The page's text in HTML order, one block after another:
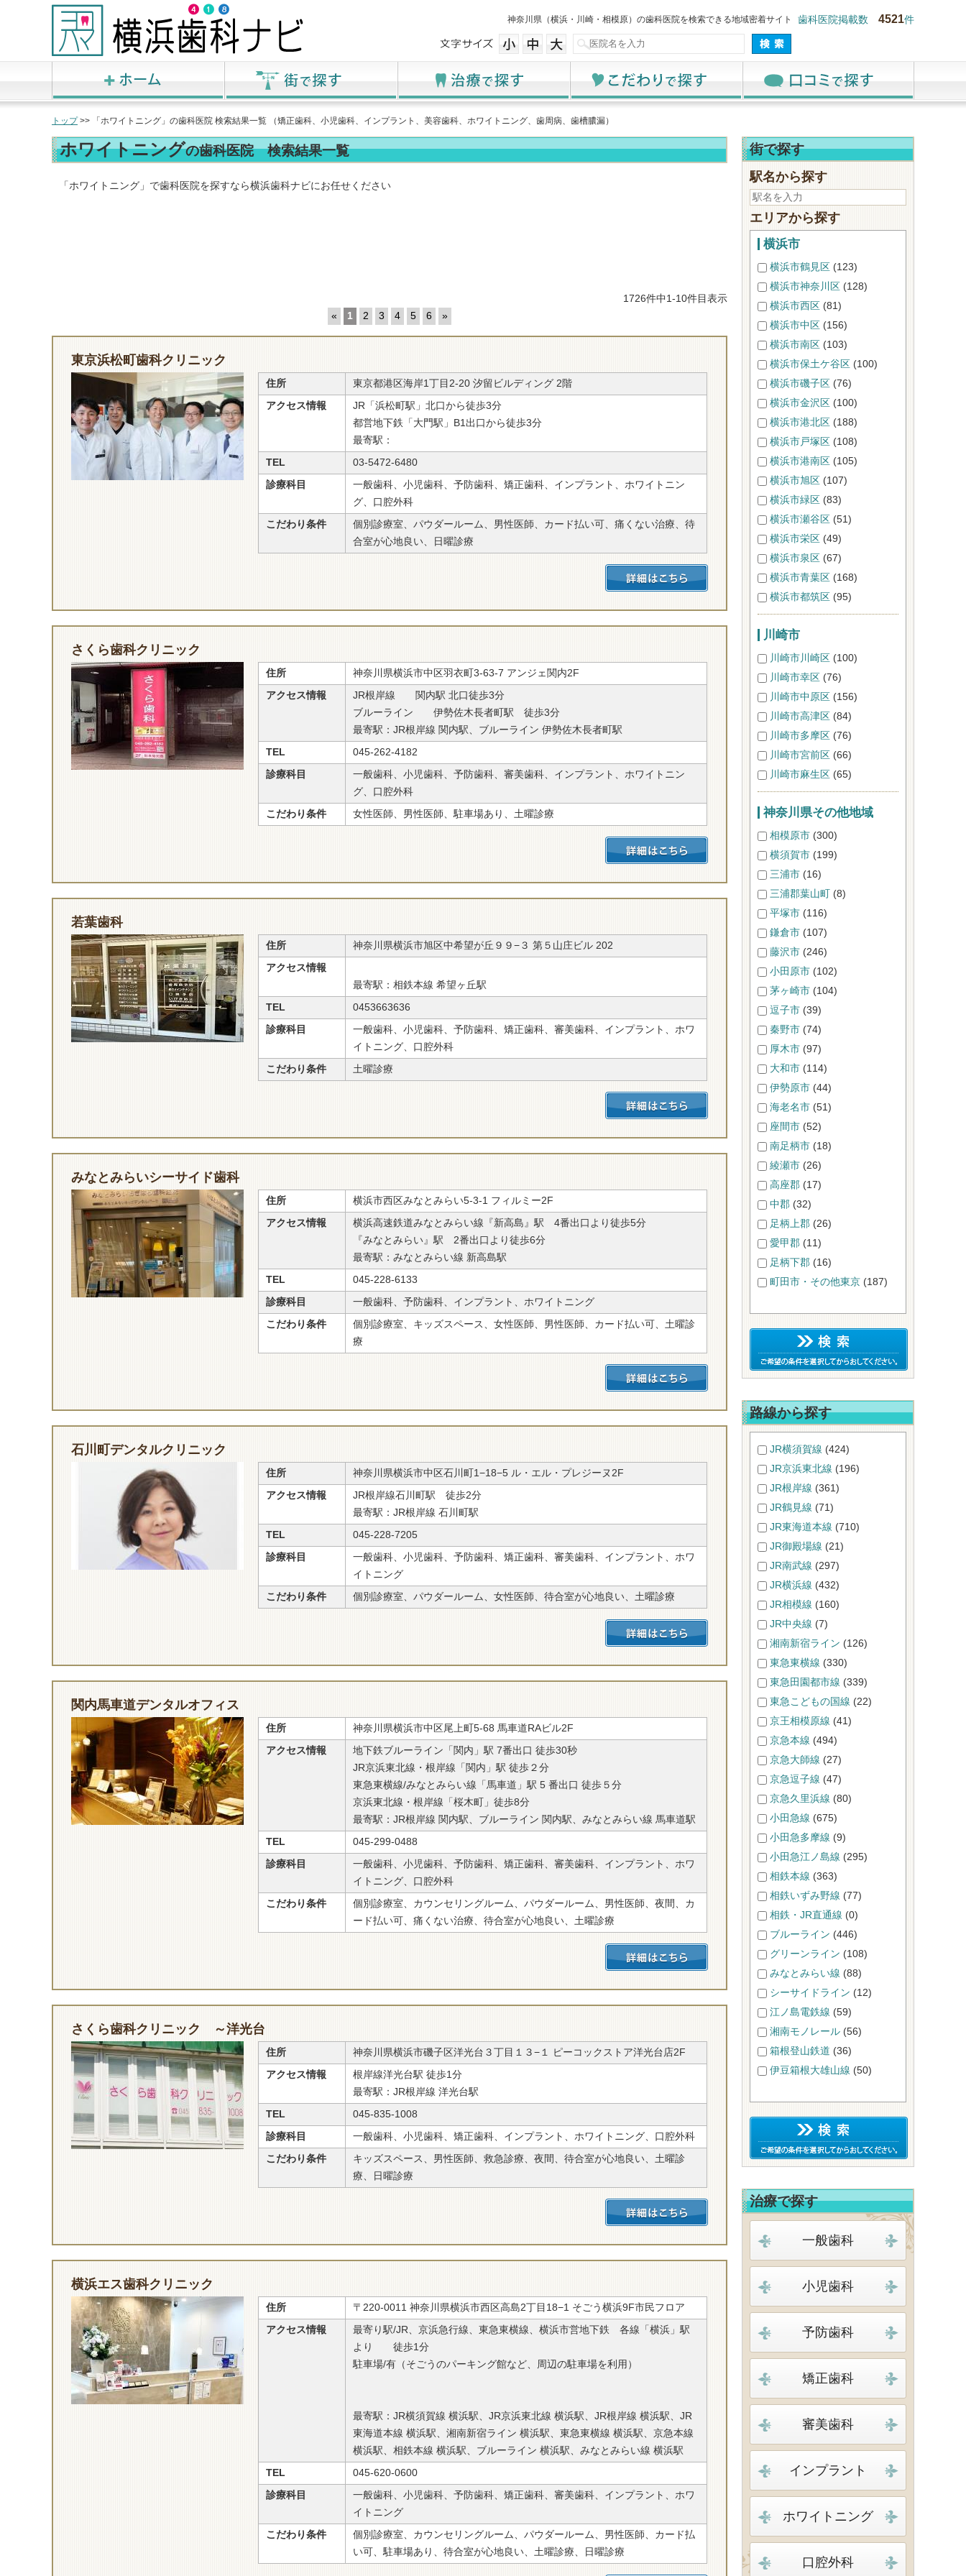
歯科医院掲載数 4521件
神奈川県（横浜・川崎・相模原）の歯科医院を検索できる地域密着サイト
トップ>> 「ホワイトニング」の歯科医院 検索結果一覧 （矯正歯科、小児歯科、インプラント、美容歯科、ホワイトニング、歯周病、歯槽膿漏）
ホワイトニングの歯科医院 検索結果一覧
「ホワイトニング」で歯科医院を探すなら横浜歯科ナビにお任せください
1726件中1-10件目表示
«
1 2 3 4 5 6 »
東京浜松町歯科クリニック
住所 東京都港区海岸1丁目2-20 汐留ビルディング 2階
アクセス情報
JR「浜松町駅」北口から徒歩3分
都営地下鉄「大門駅」B1出口から徒歩3分
最寄駅：
TEL 03-5472-6480
診療科目
一般歯科、小児歯科、予防歯科、矯正歯科、インプラント、ホワイトニン
グ、口腔外科
こだわり条件
個別診療室、パウダールーム、男性医師、カード払い可、痛くない治療、待
合室が心地良い、日曜診療
さくら歯科クリニック
住所 神奈川県横浜市中区羽衣町3-63-7 アンジェ関内2F
アクセス情報
JR根岸線 関内駅 北口徒歩3分
ブルーライン 伊勢佐木長者町駅 徒歩3分
最寄駅：JR根岸線 関内駅、ブルーライン 伊勢佐木長者町駅
TEL 045-262-4182
診療科目
一般歯科、小児歯科、予防歯科、審美歯科、インプラント、ホワイトニン
グ、口腔外科
こだわり条件 女性医師、男性医師、駐車場あり、土曜診療
若葉歯科
住所 神奈川県横浜市旭区中希望が丘９９−３ 第５山庄ビル 202
アクセス情報
最寄駅：相鉄本線 希望ヶ丘駅
TEL 0453663636
診療科目
一般歯科、小児歯科、予防歯科、矯正歯科、審美歯科、インプラント、ホワ
イトニング、口腔外科
こだわり条件 土曜診療
みなとみらいシーサイド歯科
住所 横浜市西区みなとみらい5-3-1 フィルミー2F
アクセス情報
横浜高速鉄道みなとみらい線『新高島』駅 4番出口より徒歩5分
『みなとみらい』駅 2番出口より徒歩6分
最寄駅：みなとみらい線 新高島駅
TEL 045-228-6133
診療科目 一般歯科、予防歯科、インプラント、ホワイトニング
こだわり条件
個別診療室、キッズスペース、女性医師、男性医師、カード払い可、土曜診
療
石川町デンタルクリニック
住所 神奈川県横浜市中区石川町1−18−5 ル・エル・プレジーヌ2F
アクセス情報
JR根岸線石川町駅 徒歩2分
最寄駅：JR根岸線 石川町駅
TEL 045-228-7205
診療科目
一般歯科、小児歯科、予防歯科、矯正歯科、審美歯科、インプラント、ホワ
イトニング
こだわり条件 個別診療室、パウダールーム、女性医師、待合室が心地良い、土曜診療
関内馬車道デンタルオフィス
住所 神奈川県横浜市中区尾上町5-68 馬車道RAビル2F
アクセス情報
地下鉄ブルーライン「関内」駅 7番出口 徒歩30秒
JR京浜東北線・根岸線「関内」駅 徒歩２分
東急東横線/みなとみらい線「馬車道」駅 5 番出口 徒歩５分
京浜東北線・根岸線「桜木町」徒歩8分
最寄駅：JR根岸線 関内駅、ブルーライン 関内駅、みなとみらい線 馬車道駅
TEL 045-299-0488
診療科目
一般歯科、小児歯科、予防歯科、矯正歯科、審美歯科、インプラント、ホワ
イトニング、口腔外科
こだわり条件
個別診療室、カウンセリングルーム、パウダールーム、男性医師、夜間、カ
ード払い可、痛くない治療、待合室が心地良い、土曜診療
さくら歯科クリニック ～洋光台
住所 神奈川県横浜市磯子区洋光台３丁目１３−１ ピーコックストア洋光台店2F
アクセス情報
根岸線洋光台駅 徒歩1分
最寄駅：JR根岸線 洋光台駅
TEL 045-835-1008
診療科目 一般歯科、小児歯科、矯正歯科、インプラント、ホワイトニング、口腔外科
こだわり条件
キッズスペース、男性医師、救急診療、夜間、待合室が心地良い、土曜診
療、日曜診療
横浜エス歯科クリニック
住所 〒220-0011 神奈川県横浜市西区高島2丁目18−1 そごう横浜9F市民フロア
アクセス情報
最寄り駅/JR、京浜急行線、東急東横線、横浜市営地下鉄 各線「横浜」駅
より 徒歩1分
駐車場/有（そごうのパーキング館など、周辺の駐車場を利用）
最寄駅：JR横須賀線 横浜駅、JR京浜東北線 横浜駅、JR根岸線 横浜駅、JR
東海道本線 横浜駅、湘南新宿ライン 横浜駅、東急東横線 横浜駅、京急本線
横浜駅、相鉄本線 横浜駅、ブルーライン 横浜駅、みなとみらい線 横浜駅
TEL 045-620-0600
診療科目
一般歯科、小児歯科、予防歯科、矯正歯科、審美歯科、インプラント、ホワ
イトニング
こだわり条件
個別診療室、カウンセリングルーム、パウダールーム、男性医師、カード払
い可、駐車場あり、待合室が心地良い、土曜診療、日曜診療
街で探す
駅名から探す
エリアから探す
横浜市
横浜市鶴見区 (123)
横浜市神奈川区 (128)
横浜市西区 (81)
横浜市中区 (156)
横浜市南区 (103)
横浜市保土ケ谷区 (100)
横浜市磯子区 (76)
横浜市金沢区 (100)
横浜市港北区 (188)
横浜市戸塚区 (108)
横浜市港南区 (105)
横浜市旭区 (107)
横浜市緑区 (83)
横浜市瀬谷区 (51)
横浜市栄区 (49)
横浜市泉区 (67)
横浜市青葉区 (168)
横浜市都筑区 (95)
川崎市
川崎市川崎区 (100)
川崎市幸区 (76)
川崎市中原区 (156)
川崎市高津区 (84)
川崎市多摩区 (76)
川崎市宮前区 (66)
川崎市麻生区 (65)
神奈川県その他地域
相模原市 (300)
横須賀市 (199)
三浦市 (16)
三浦郡葉山町
(8)
平塚市 (116)
鎌倉市 (107)
藤沢市 (246)
小田原市 (102)
茅ヶ崎市 (104)
逗子市 (39)
秦野市 (74)
厚木市 (97)
大和市 (114)
伊勢原市 (44)
海老名市 (51)
座間市 (52)
南足柄市 (18)
綾瀬市 (26)
高座郡 (17)
中郡 (32)
足柄上郡 (26)
愛甲郡 (11)
足柄下郡 (16)
町田市・その他東京 (187)
路線から探す
JR横須賀線 (424)
JR京浜東北線 (196)
JR根岸線 (361)
JR鶴見線 (71)
JR東海道本線 (710)
JR御殿場線 (21)
JR南武線 (297)
JR横浜線 (432)
JR相模線 (160)
JR中央線 (7)
湘南新宿ライン (126)
東急東横線 (330)
東急田園都市線 (339)
東急こどもの国線 (22)
京王相模原線 (41)
京急本線 (494)
京急大師線 (27)
京急逗子線 (47)
京急久里浜線 (80)
小田急線 (675)
小田急多摩線 (9)
小田急江ノ島線 (295)
相鉄本線 (363)
相鉄いずみ野線 (77)
相鉄・JR直通線 (0)
ブルーライン (446)
グリーンライン (108)
みなとみらい線 (88)
シーサイドライン (12)
江ノ島電鉄線 (59)
湘南モノレール (56)
箱根登山鉄道 (36)
伊豆箱根大雄山線 (50)
治療で探す
一般歯科
小児歯科
予防歯科
矯正歯科
審美歯科
インプラント
ホワイトニング
口腔外科